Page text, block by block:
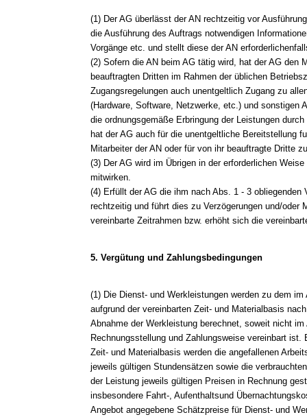
(1) Der AG überlässt der AN rechtzeitig vor
die Ausführung des Auftrags notwendigen
Vorgänge etc. und stellt diese der AN
(2) Sofern die AN beim AG tätig wird, hat der AG den
beauftragten Dritten im Rahmen der üblichen
Zugangsregelungen auch unentgeltlich Zugang zu
(Hardware, Software, Netzwerke, etc.) und sonstigen
die ordnungsgemäße Erbringung der Leistungen
hat der AG auch für die unentgeltliche Bereitstellung
Mitarbeiter der AN oder für von ihr beauftragte Dritte
(3) Der AG wird im Übrigen in der erforderlichen
mitwirken.
(4) Erfüllt der AG die ihm nach Abs. 1 - 3 obliegenden
rechtzeitig und führt dies zu Verzögerungen und/oder
vereinbarte Zeitrahmen bzw. erhöht sich die
5. Vergütung und Zahlungsbedingungen
(1) Die Dienst- und Werkleistungen werden zu dem
aufgrund der vereinbarten Zeit- und Materialbasis
Abnahme der Werkleistung berechnet, soweit nicht im
Rechnungsstellung und Zahlungsweise vereinbart
Zeit- und Materialbasis werden die angefallenen
jeweils gültigen Stundensätzen sowie die
der Leistung jeweils gültigen Preisen in Rechnung
insbesondere Fahrt-, Aufenthaltsund
Angebot angegebene Schätzpreise für Dienst- und